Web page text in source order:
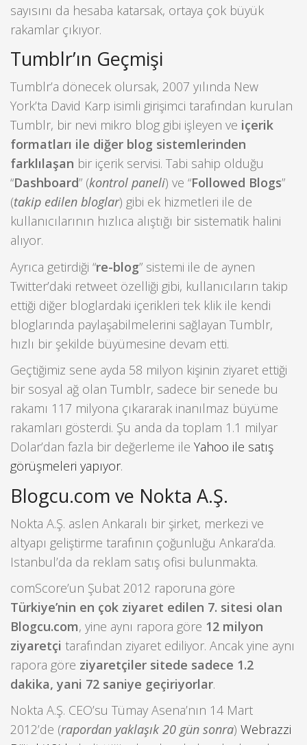
sayısını da hesaba katarsak, ortaya çok büyük
rakamlar çıkıyor.
Tumblr’ın Geçmişi
Tumblr’a dönecek olursak, 2007 yılında New
York’ta David Karp isimli girişimci tarafından kurulan
Tumblr, bir nevi mikro blog gibi işleyen ve içerik
formatları ile diğer blog sistemlerinden
farklılaşan bir içerik servisi. Tabi sahip olduğu
“Dashboard” (kontrol paneli) ve “Followed Blogs”
(takip edilen bloglar) gibi ek hizmetleri ile de
kullanıcılarının hızlıca alıştığı bir sistematik halini
alıyor.
Ayrıca getirdiği “re-blog” sistemi ile de aynen
Twitter’daki retweet özelliği gibi, kullanıcıların takip
ettiği diğer bloglardaki içerikleri tek klik ile kendi
bloglarında paylaşabilmelerini sağlayan Tumblr,
hızlı bir şekilde büyümesine devam etti.
Geçtiğimiz sene ayda 58 milyon kişinin ziyaret ettiği
bir sosyal ağ olan Tumblr, sadece bir senede bu
rakamı 117 milyona çıkararak inanılmaz büyüme
rakamları gösterdi. Şu anda da toplam 1.1 milyar
Dolar’dan fazla bir değerleme ile Yahoo ile satış
görüşmeleri yapıyor.
Blogcu.com ve Nokta A.Ş.
Nokta A.Ş. aslen Ankaralı bir şirket, merkezi ve
altyapı geliştirme tarafının çoğunluğu Ankara’da.
Istanbul’da da reklam satış ofisi bulunmakta.
comScore’un Şubat 2012 raporuna göre
Türkiye’nin en çok ziyaret edilen 7. sitesi olan
Blogcu.com, yine aynı rapora göre 12 milyon
ziyaretçi tarafından ziyaret ediliyor. Ancak yine aynı
rapora göre ziyaretçiler sitede sadece 1.2
dakika, yani 72 saniye geçiriyorlar.
Nokta A.Ş. CEO’su Tümay Asena’nın 14 Mart
2012’de (rapordan yaklaşık 20 gün sonra) Webrazzi